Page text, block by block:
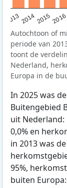
2013201420152016
Autochtoon of
periode van
toont de
Nederland,
Europa in de
In 2025 was
Buitengebied
uit Nederland:
0,0% en
in 2013 was
95%,
buiten Europa: